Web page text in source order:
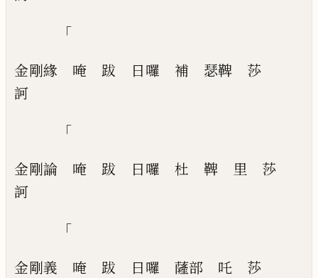
「
金剛緣 唵 跋 日囉 補 瑟鞞
莎
訶
「
金剛論 唵 跋 日囉 杜 鞞 里
莎
訶
「
金剛義 唵 跋 日囉 薩部 吒
莎